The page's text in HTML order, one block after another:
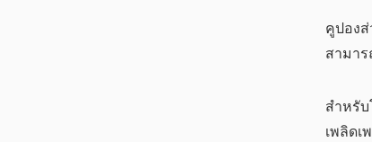
คูปอง
สามา
สำหรั
เพลิด